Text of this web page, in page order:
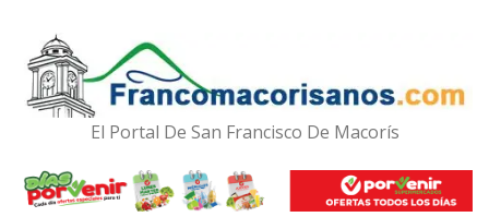
El Portal De San Francisco De Macorís